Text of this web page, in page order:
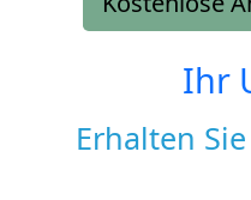
Ihr
Erhalten